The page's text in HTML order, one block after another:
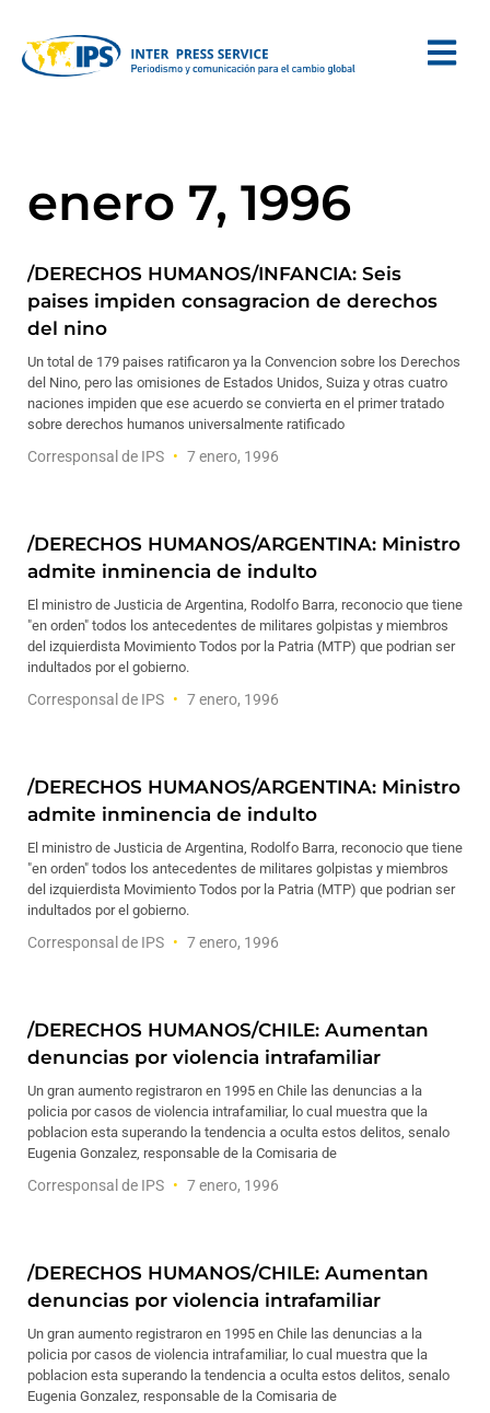
enero 7, 1996
/DERECHOS HUMANOS/INFANCIA: Seis
paises impiden consagracion de derechos
del nino
Un total de 179 paises ratificaron ya la Convencion sobre los Derechos
del Nino, pero las omisiones de Estados Unidos, Suiza y otras cuatro
naciones impiden que ese acuerdo se convierta en el primer tratado
sobre derechos humanos universalmente ratificado
Corresponsal de IPS 7 enero, 1996
/DERECHOS HUMANOS/ARGENTINA: Ministro
admite inminencia de indulto
El ministro de Justicia de Argentina, Rodolfo Barra, reconocio que tiene
"en orden" todos los antecedentes de militares golpistas y miembros
del izquierdista Movimiento Todos por la Patria (MTP) que podrian ser
indultados por el gobierno.
Corresponsal de IPS 7 enero, 1996
/DERECHOS HUMANOS/ARGENTINA: Ministro
admite inminencia de indulto
El ministro de Justicia de Argentina, Rodolfo Barra, reconocio que tiene
"en orden" todos los antecedentes de militares golpistas y miembros
del izquierdista Movimiento Todos por la Patria (MTP) que podrian ser
indultados por el gobierno.
Corresponsal de IPS 7 enero, 1996
/DERECHOS HUMANOS/CHILE: Aumentan
denuncias por violencia intrafamiliar
Un gran aumento registraron en 1995 en Chile las denuncias a la
policia por casos de violencia intrafamiliar, lo cual muestra que la
poblacion esta superando la tendencia a oculta estos delitos, senalo
Eugenia Gonzalez, responsable de la Comisaria de
Corresponsal de IPS 7 enero, 1996
/DERECHOS HUMANOS/CHILE: Aumentan
denuncias por violencia intrafamiliar
Un gran aumento registraron en 1995 en Chile las denuncias a la
policia por casos de violencia intrafamiliar, lo cual muestra que la
poblacion esta superando la tendencia a oculta estos delitos, senalo
Eugenia Gonzalez, responsable de la Comisaria de